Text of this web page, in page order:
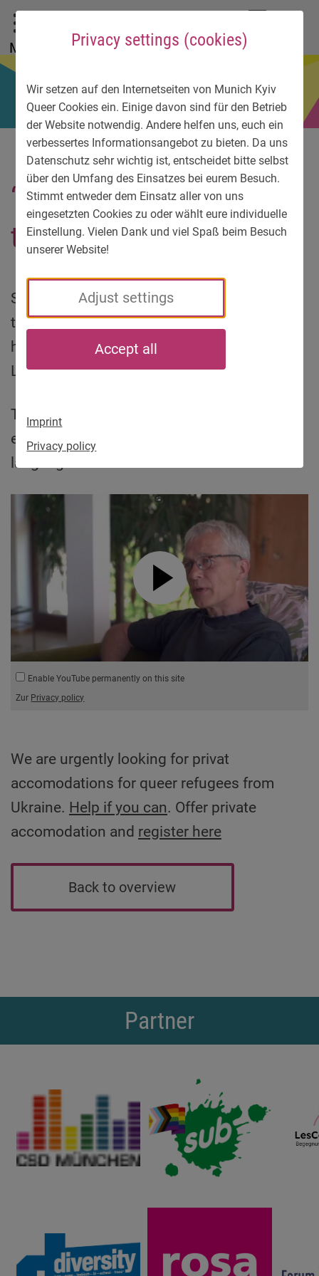
Privacy settings (cookies)
Wir setzen auf den Internetseiten von Munich Kyiv
Queer Cookies ein. Einige davon sind für den Betrieb
der Website notwendig. Andere helfen uns, euch ein
verbessertes Informationsangebot zu bieten. Da uns
Datenschutz sehr wichtig ist, entscheidet bitte selbst
über den Umfang des Einsatzes bei eurem Besuch.
Stimmt entweder dem Einsatz aller von uns
eingesetzten Cookies zu oder wählt eure individuelle
Einstellung. Vielen Dank und viel Spaß beim Besuch
unserer Website!
Adjust settings
Accept all
Imprint
Privacy policy
To main menu
To language menu
To search
To content
To service information
Menu
“Now, we’re even hiking
together”
Stephan is a host: Months ago, the gay man
took in a refugee from Ukraine. In this video,
he reports on his experiences with his guest
Leonid.
They are rather positive. Now, the two are
even hiking together. Interview in German
language.
Enable YouTube permanently on this site
Zur Privacy policy
We are urgently looking for privat
accomodations for queer refugees from
Ukraine. Help if you can. Offer private
accomodation and register here
Back to overview
Partner